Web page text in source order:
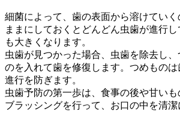
細菌によって、歯の表面から溶けてい
ままにしておくとどんどん虫歯が進行
も大きくなります。
虫歯が見つかった場合、虫歯を除去し
のを入れて歯を修復します。つめものは
進行を防ぎます。
虫歯予防の第一歩は、食事の後や甘い
ブラッシングを行って、お口の中を清潔